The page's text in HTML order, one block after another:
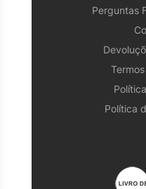
Perguntas
Política